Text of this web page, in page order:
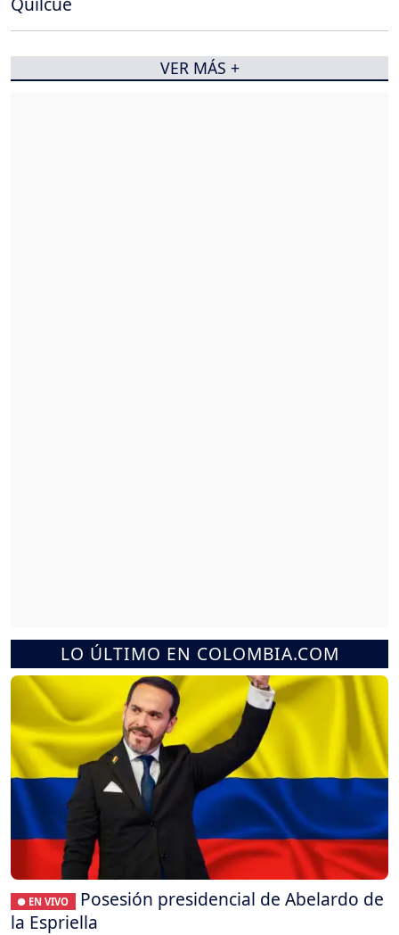
LO ÚLTIMO EN COLOMBIA.COM
● EN VIVO
Posesión presidencial de Abelardo de
la Espriella
VER MÁS +